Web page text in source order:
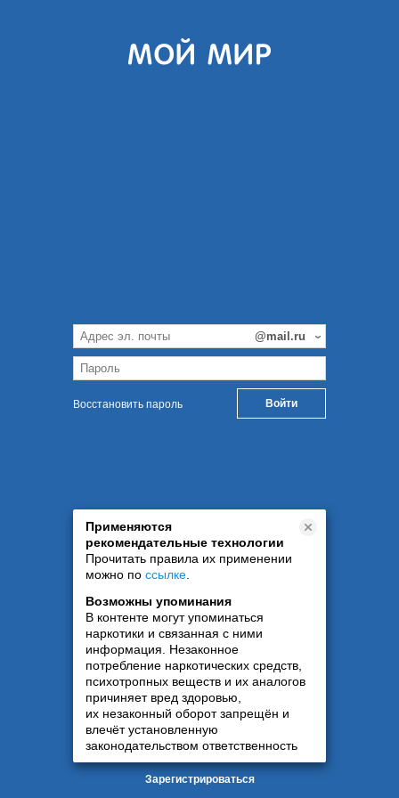
Восстановить пароль
Применяются
рекомендательные технологии
Прочитать правила их применении
можно по ссылке
Возможны упоминания
В контенте могут упоминаться
наркотики и связанная с ними
информация. Незаконное
потребление наркотических средств,
психотропных веществ и их аналогов
причиняет вред здоровью,
их незаконный оборот запрещён и
влечёт установленную
законодательством ответственность
Зарегистрироваться